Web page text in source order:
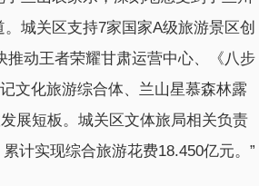
城关区支持7家国家A级旅游景区创
推动王者荣耀甘肃运营中心、《八步
文化旅游综合体、兰山星慕森林露
展短板。城关区文体旅局相关负责
计实现综合旅游花费18.450亿元。”